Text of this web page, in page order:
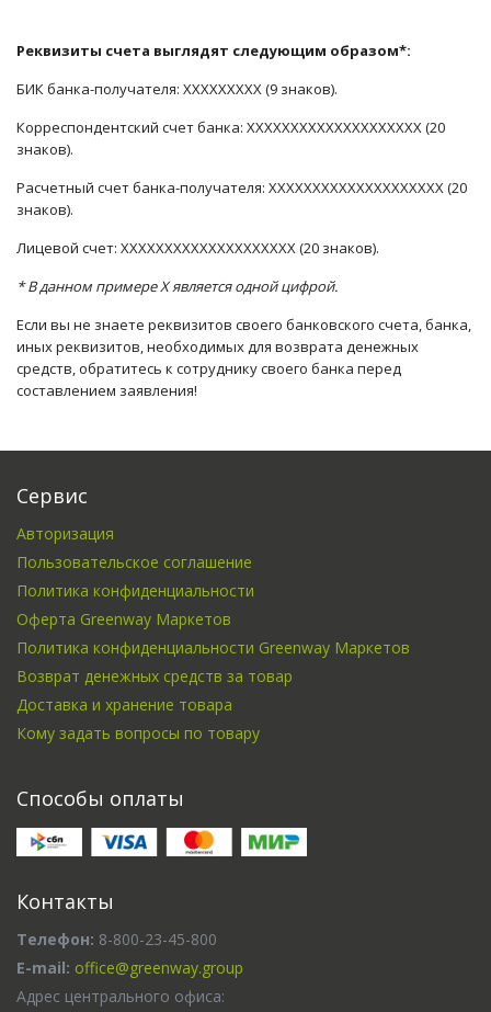
Реквизиты счета выглядят следующим образом*:
БИК банка-получателя: XXXXXXXXX (9 знаков).
Корреспондентский счет банка: XXXXXXXXXXXXXXXXXXXX (20
знаков).
Расчетный счет банка-получателя: XXXXXXXXXXXXXXXXXXXX (20
знаков).
Лицевой счет: XXXXXXXXXXXXXXXXXXXX (20 знаков).
* Вданном примере Х является одной цифрой.
Если вы не знаете реквизитов своего банковского счета, банка,
иных реквизитов, необходимых для возврата денежных
средств, обратитесь к сотруднику своего банка перед
составлением заявления!
Сервис
Авторизация
Пользовательское соглашение
Политика конфиденциальности
Оферта Greenway Маркетов
Политика конфиденциальности Greenway Маркетов
Возврат денежных средств за товар
Доставка и хранение товара
Кому задать вопросы по товару
Способы оплаты
Контакты
Телефон: 8-800-23-45-800
E-mail: office@greenway.group
Адрес центрального офиса: